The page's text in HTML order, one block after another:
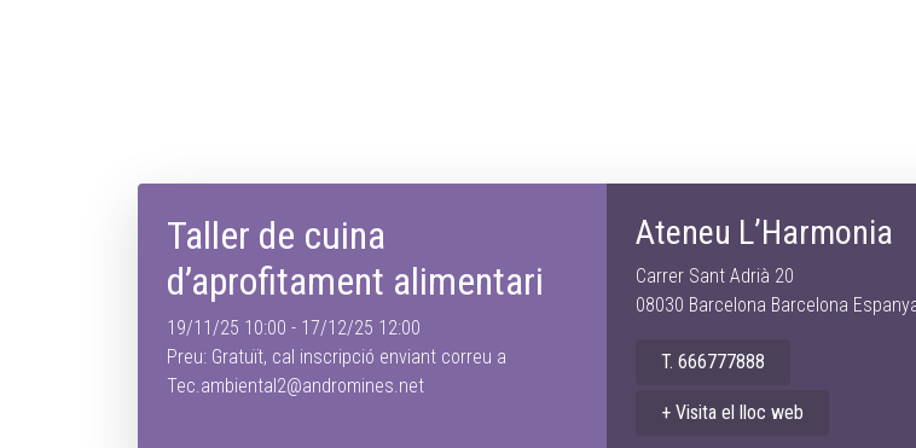
Taller de cuina
d’aprofitament alimentari
19/11/25 10:00 - 17/12/25 12:00
Preu: Gratuït, cal inscripció enviant correu a
Tec.ambiental2@andromines.net
Ateneu L’Harmonia
Carrer Sant Adrià 20
08030 Barcelona Barcelona
T. 666777888
+ Visita el lloc web